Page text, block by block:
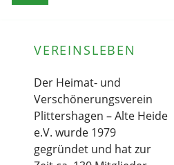
VEREINSLEBEN
Der Heimat- und
Verschönerungsverein
Plittershagen – Alte Heide
e.V. wurde 1979
gegründet und hat zur